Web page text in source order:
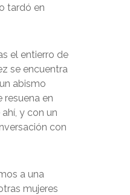
tardó en
el entierro de
se encuentra
abismo
resuena en
y con un
con
a una
mujeres